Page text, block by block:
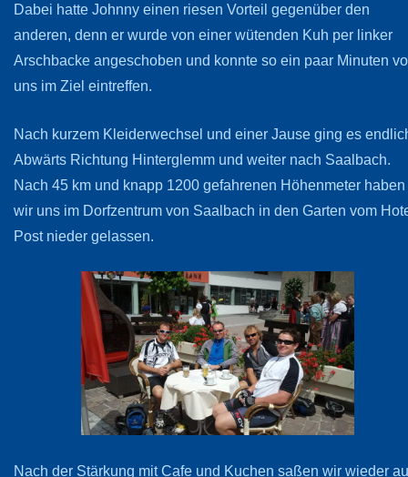
Dabei hatte Johnny einen riesen Vorteil gegenüber den
anderen, denn er wurde von einer wütenden Kuh per linker
Arschbacke angeschoben und konnte so ein paar Minuten
uns im Ziel eintreffen.
Nach kurzem Kleiderwechsel und einer Jause ging es
Abwärts Richtung Hinterglemm und weiter nach Saalbach.
Nach 45 km und knapp 1200 gefahrenen Höhenmeter haben
wir uns im Dorfzentrum von Saalbach in den Garten vom
Post nieder gelassen.
Nach der Stärkung mit Cafe und Kuchen saßen wir wieder